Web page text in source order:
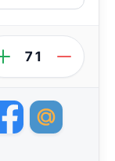
71